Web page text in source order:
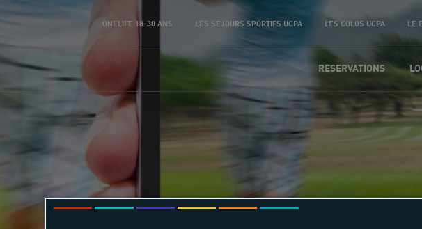
ONELIFE 18-30 ANS LES SÉJOURS SPORTIFS UCPA LES COLOS UCPA LE
RESERVATIONS